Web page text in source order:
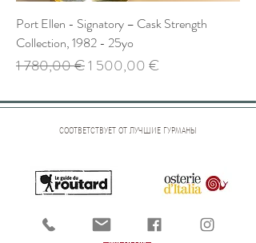
Port Ellen - Signatory – Cask Strength
Collection, 1982 - 25yo
Обычная цена
1 780,00 €Цена со скидкой
1 500,00 €
СООТВЕТСТВУЕТ ОТ ЛУЧШИЕ ГУРМАНЫ